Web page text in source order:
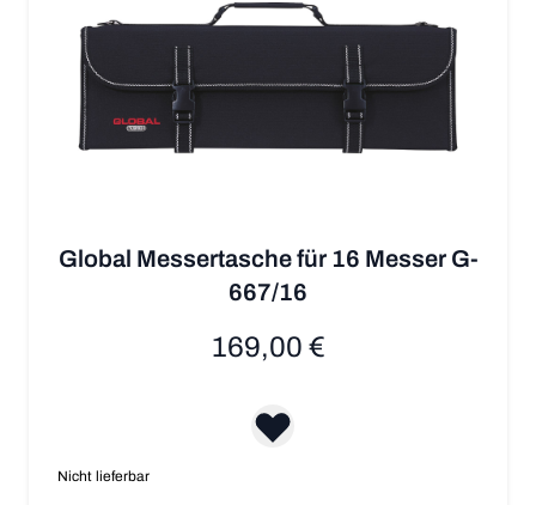
Global Messertasche für 16 Messer G-
667/16
169,00 €
Nicht lieferbar